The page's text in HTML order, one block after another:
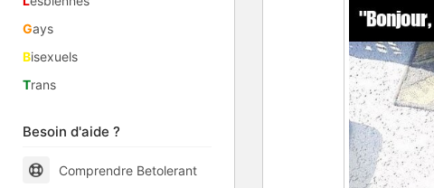
Gays
Bisexuels
Trans
Besoin d'aide ?
Comprendre Betolerant